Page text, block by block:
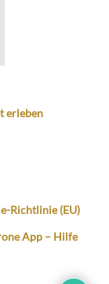
erleben
Richtlinie (EU)
App – Hilfe